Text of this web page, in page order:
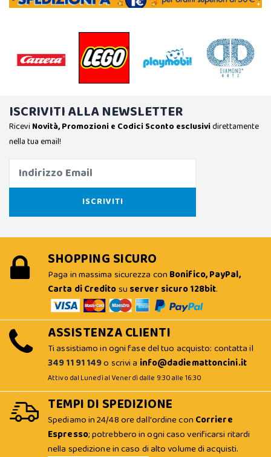
ISCRIVITI ALLA NEWSLETTER
Ricevi Novità, Promozioni e Codici Sconto esclusividirettamente
nella tua email!
SHOPPING SICURO
Paga in massima sicurezza con Bonifico, PayPal,
Carta di Creditosu server sicuro 128bit.
ASSISTENZA CLIENTI
Ti assistiamo in ogni fase del tuo acquisto: contatta il
349 11 91 149o scrivi a info@dadiemattoncini.it
Attivo dal Lunedì al Venerdì dalle 9:30 alle 16:30
TEMPI DI SPEDIZIONE
Spediamo in 24/48 ore dall'ordine con Corriere
Espresso; potrebbero in ogni caso verificarsi ritardi
nella spedizione in caso di alto volume di acquisti.